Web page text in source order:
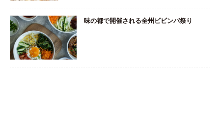
味の都で開催される全州ビビンバ祭り